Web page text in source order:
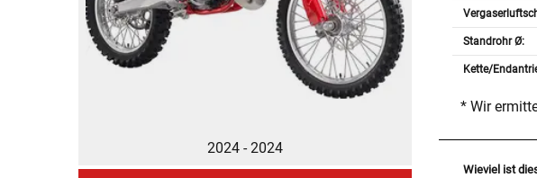
2024 - 2024
Standrohr Ø:
Kette/
* Wir
Wieviel ist